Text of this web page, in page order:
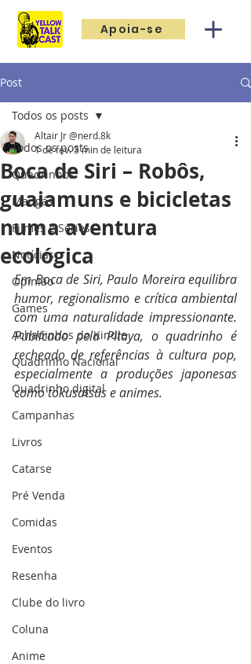
Apoia-se
Post
Todos os posts
Quadrinhos
Mangás
Filmes e Séries
Notícias
Opinião
Games
Achadinhos do Kindle
Quadrinho Nacional
Quadrinho digital
Campanhas
Livros
Catarse
Pré Venda
Comidas
Eventos
Resenha
Clube do livro
Coluna
Anime
Todos os posts
Boca de Siri – Robôs,
guaiamuns e bicicletas
numa aventura
ecológica
Altair Jr @nerd.8k
1 de fev.3 min de leitura
Em Boca de Siri, Paulo Moreira equilibra
humor, regionalismo e crítica ambiental
com uma naturalidade impressionante.
Publicado pela Pitaya, o quadrinho é
recheado de referências à cultura pop,
especialmente a produções japonesas
como tokusatsus e animes.